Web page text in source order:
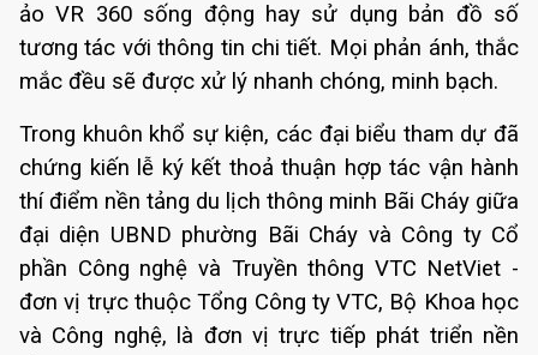
ảo VR 360 sống động hay sử dụng bản đồ số
tương tác với thông tin chi tiết. Mọi phản ánh, thắc
mắc đều sẽ được xử lý nhanh chóng, minh bạch.
Trong khuôn khổ sự kiện, các đại biểu tham dự đã
chứng kiến lễ ký kết thoả thuận hợp tác vận hành
thí điểm nền tảng du lịch thông minh Bãi Cháy giữa
đại diện UBND phường Bãi Cháy và Công ty Cổ
phần Công nghệ và Truyền thông VTC NetViet -
đơn vị trực thuộc Tổng Công ty VTC, Bộ Khoa học
và Công nghệ, là đơn vị trực tiếp phát triển nền